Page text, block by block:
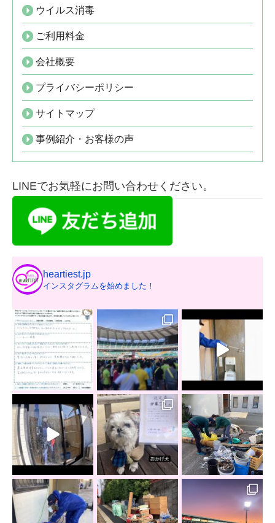
ウイルス消毒
ご利用料金
会社概要
プライバシーポリシー
サイトマップ
事例紹介・お客様の声
LINEでお気軽にお問い合わせください。
heartiest.jp
インスタグラムを始めました！